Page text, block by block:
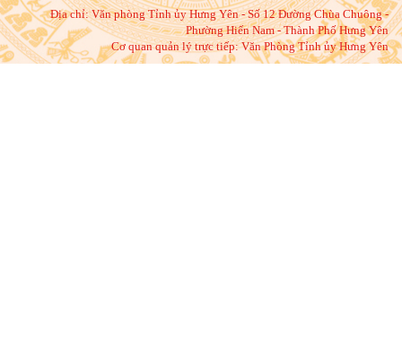
Địa chỉ:Văn phòng Tỉnh ủy Hưng Yên - Số 12 Đường Chùa Chuông -
Phường Hiến Nam - Thành Phố Hưng Yên
Cơ quan quản lý trực tiếp: Văn Phòng Tỉnh ủy Hưng Yên